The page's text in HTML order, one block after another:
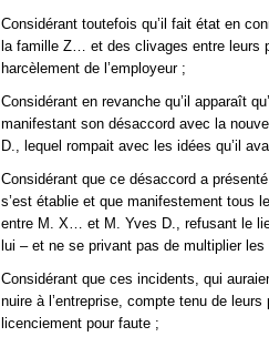
Considérant toutefois qu’il fait état en
la famille Z… et des clivages entre leurs
harcèlement de l’employeur ;
Considérant en revanche qu’il apparaît
manifestant son désaccord avec la
D., lequel rompait avec les idées qu’il
Considérant que ce désaccord a
s’est établie et que manifestement tous
entre M. X… et M. Yves D., refusant le
lui – et ne se privant pas de multiplier
Considérant que ces incidents, qui
nuire à l’entreprise, compte tenu de
licenciement pour faute ;